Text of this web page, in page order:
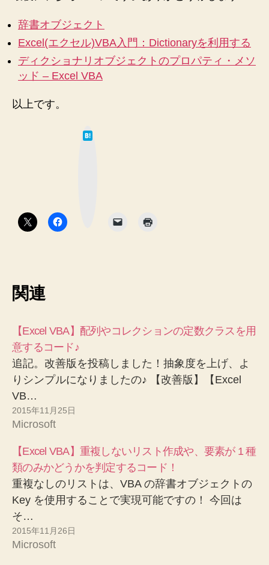
辞書オブジェクト
Excel(エクセル)VBA入門：Dictionaryを利用する
ディクショナリオブジェクトのプロパティ・メソ
ッド – Excel VBA
以上です。
関連
【Excel VBA】配列やコレクションの定数クラスを用
意するコード♪
追記。改善版を投稿しました！抽象度を上げ、よ
りシンプルになりましたの♪ 【改善版】【Excel
VB…
2015年11月25日
Microsoft
【Excel VBA】重複しないリスト作成や、要素が 1 種
類のみかどうかを判定するコード！
重複なしのリストは、VBA の辞書オブジェクトの
Key を使用することで実現可能ですの！ 今回は
そ…
2015年11月26日
Microsoft